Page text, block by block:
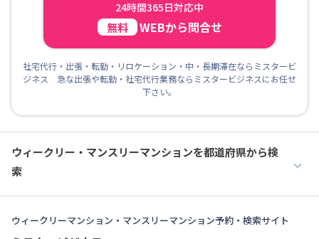
24時間365日対応中
無料 WEBから問合せ
社宅代行・出張・転勤・リロケーション・中・長期滞在ならミスタービ
ジネス 急な出張や転勤・社宅代行業務ならミスタービジネスにお任せ
下さい。
ウィークリー・マンスリーマンションを都道府県から検
索
ウィークリーマンション・マンスリーマンション予約・検索サイト